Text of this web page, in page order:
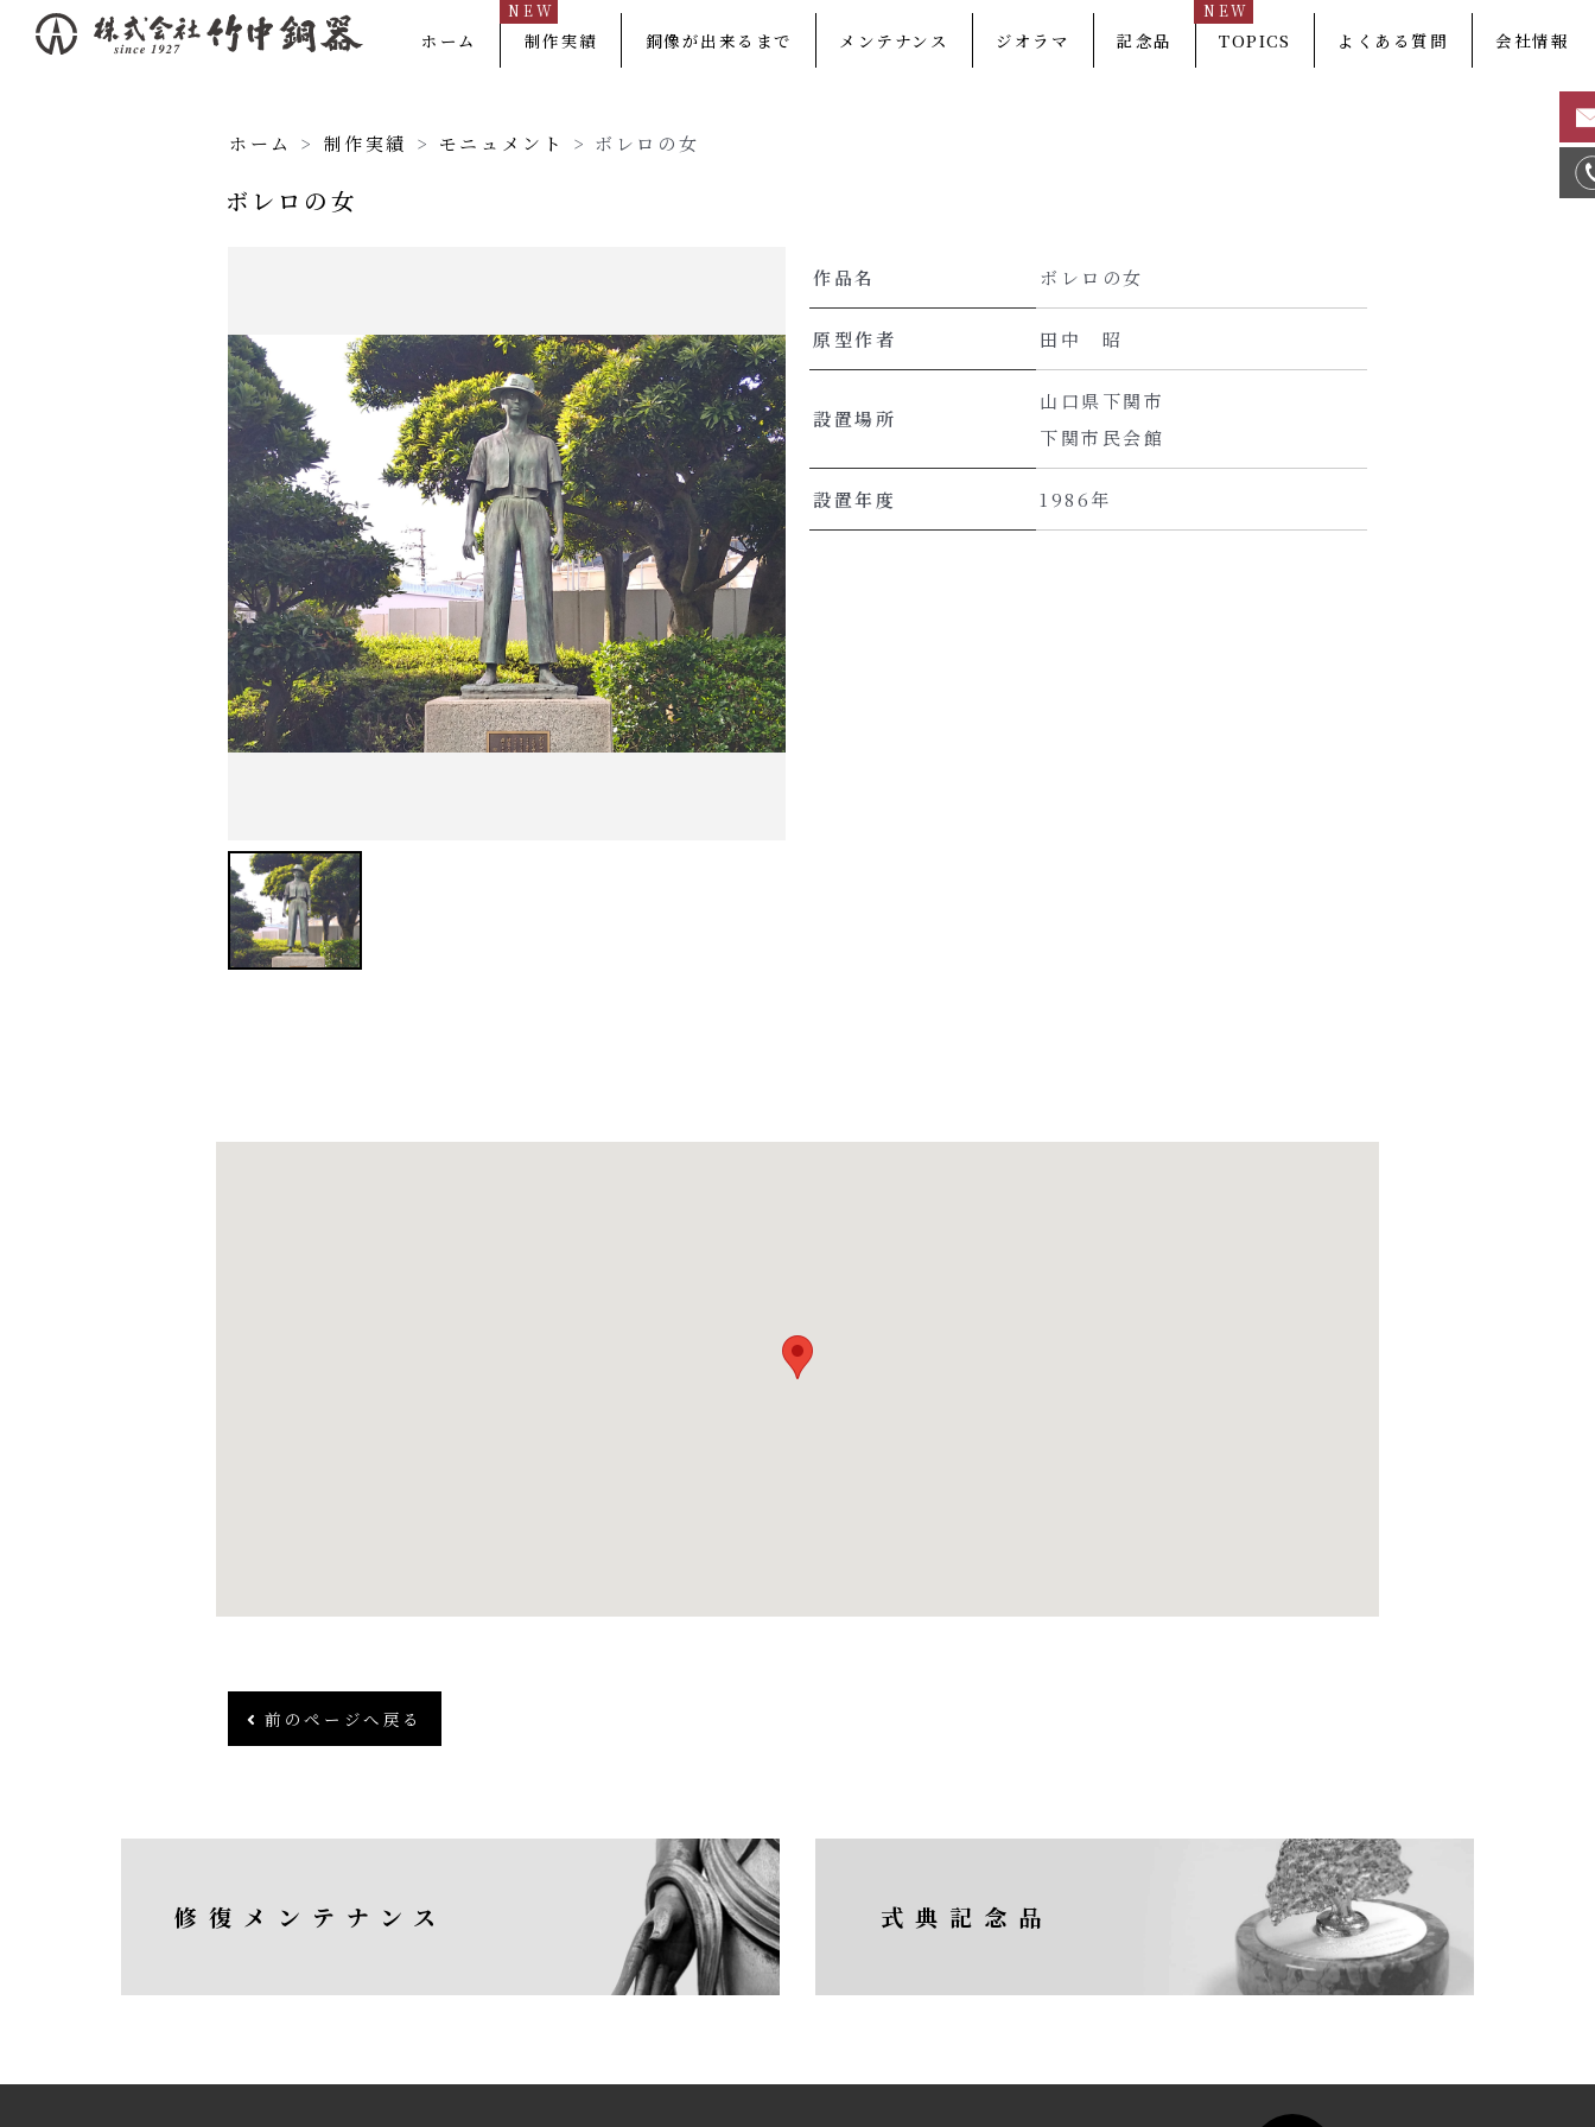
ホーム 制作実績
NEW
銅像が出来るまで メンテナンス ジオラマ 記念品 TOPICS
NEW
よくある質問 会社情報
ホーム > 制作実績 > モニュメント > ボレロの女
ボレロの女
作品名 ボレロの女
原型作者 田中 昭
設置場所
山口県下関市
下関市民会館
設置年度 1986年
前のページへ戻る
修復メンテナンス 式典記念品